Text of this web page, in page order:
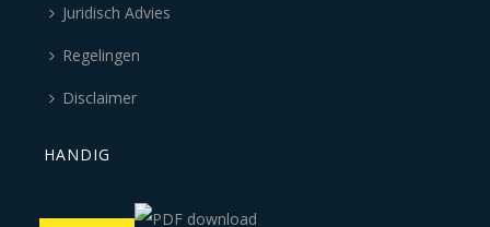
Juridisch Advies
Regelingen
Disclaimer
HANDIG